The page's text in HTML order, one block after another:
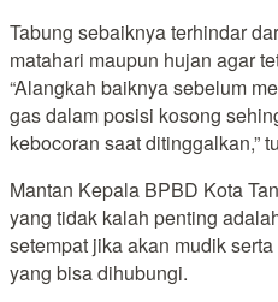
Tabung sebaiknya terhindar
matahari maupun hujan agar
“Alangkah baiknya sebelum
gas dalam posisi kosong
kebocoran saat ditinggalkan,”
Mantan Kepala BPBD Kota
yang tidak kalah penting
setempat jika akan mudik
yang bisa dihubungi.